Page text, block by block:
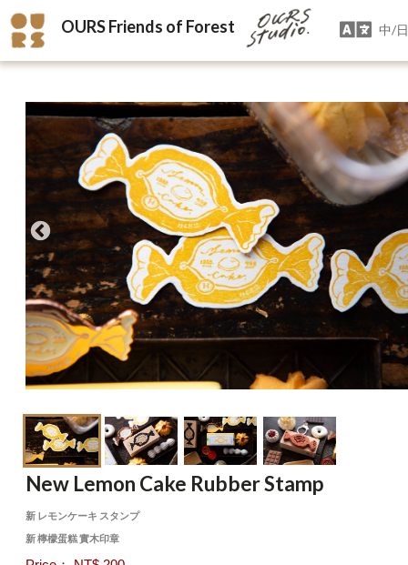
OURS Friends of Forest 中/
New Lemon Cake Rubber Stamp
新 レモンケーキ スタンプ
新 檸檬蛋糕 實木印章